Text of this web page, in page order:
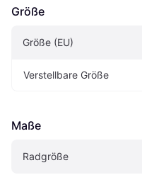
Größe
Größe (EU)
Verstellbare Größe
Maße
Radgröße